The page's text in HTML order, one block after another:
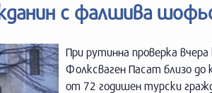
с фалшива
При рутинна проверка
Фолксваген Пасат близо до
от 72 годишен турски